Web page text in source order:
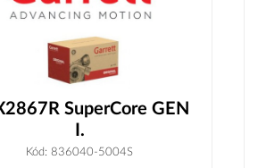
SuperCore GEN
I.
Kód: 836040-5004S